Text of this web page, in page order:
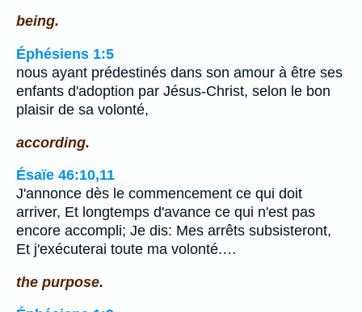
being.
Éphésiens 1:5
nous ayant prédestinés dans son amour à être ses
enfants d'adoption par Jésus-Christ, selon le bon
plaisir de sa volonté,
according.
Ésaïe 46:10,11
J'annonce dès le commencement ce qui doit
arriver, Et longtemps d'avance ce qui n'est pas
encore accompli; Je dis: Mes arrêts subsisteront,
Et j'exécuterai toute ma volonté.…
the purpose.